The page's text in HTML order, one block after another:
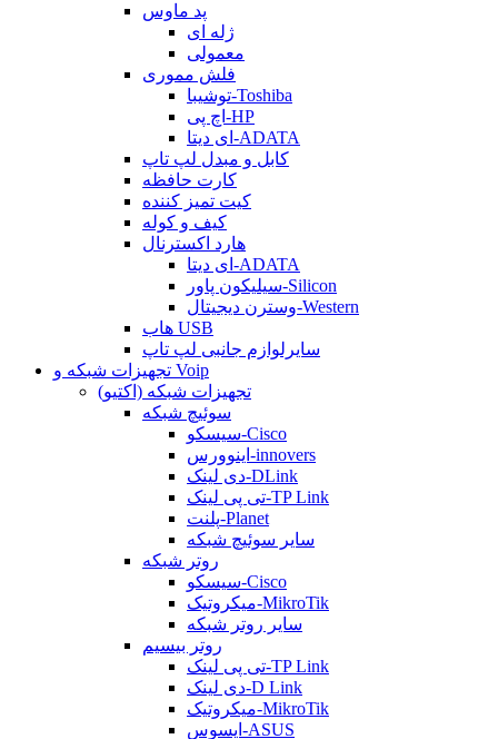
پد ماوس
ژله ای
معمولی
فلش مموری
توشیبا-Toshiba
اچ پی-HP
ای دیتا-ADATA
کابل و مبدل لپ تاپ
کارت حافظه
کیت تمیز کننده
کیف و کوله
هارد اکسترنال
ای دیتا-ADATA
سیلیکون پاور-Silicon
وسترن دیجیتال-Western
هاب USB
سایرلوازم جانبی لپ تاپ
تجهیزات شبکه و Voip
تجهیزات شبکه (اکتیو)
سوئیچ شبکه
سیسکو-Cisco
اینوورس-innovers
دی لینک-DLink
تی پی لینک-TP Link
پلنت-Planet
سایر سوئیچ شبکه
روتر شبکه
سیسکو-Cisco
میکروتیک-MikroTik
سایر روتر شبکه
روتر بیسیم
تی پی لینک-TP Link
دی لینک-D Link
میکروتیک-MikroTik
ایسوس-ASUS